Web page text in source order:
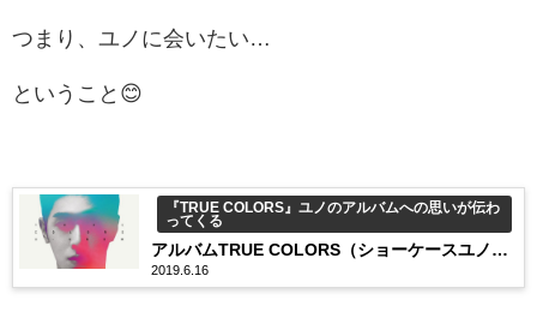
つまり、ユノに会いたい…
ということ😊
『TRUE COLORS』ユノのアルバムへの思いが伝わ
ってくる
アルバムTRUE COLORS（ショーケースユノの
言葉）
2019.6.16